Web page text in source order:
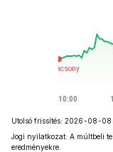
Utolsó frissítés: 2026-08-08
Jogi nyilatkozat: A múltbeli
eredményekre.